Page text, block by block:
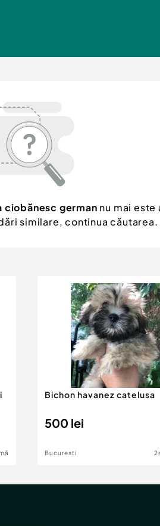
ciobănesc german nu mai este
similare, continua căutarea.
Bichon havanez catelusa
500 lei
Bucuresti